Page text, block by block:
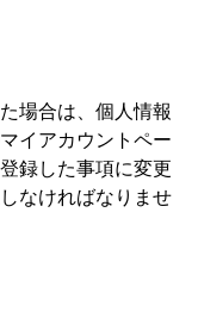
場合は、個人情報
イアカウントペー
録した事項に変更
なければなりませ